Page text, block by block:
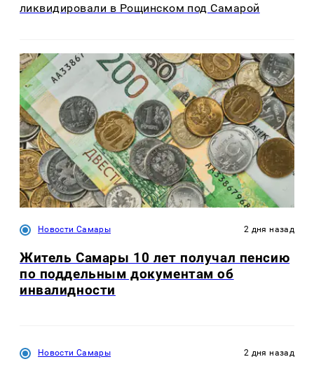
ликвидировали в Рощинском под Самарой
Новости Самары 2 дня назад
Житель Самары 10 лет получал пенсию
по поддельным документам об
инвалидности
Новости Самары 2 дня назад